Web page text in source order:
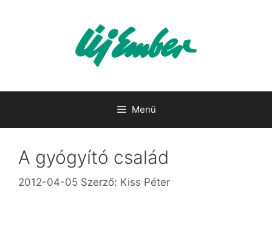
Menü
A gyógyító család
2012-04-05 Szerző: Kiss Péter